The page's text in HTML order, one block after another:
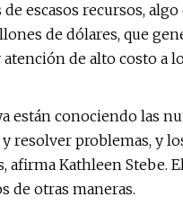
escasos recursos,
de dólares, que
de alto costo a
están conociendo las
resolver problemas, y
afirma Kathleen Stebe.
de otras maneras.